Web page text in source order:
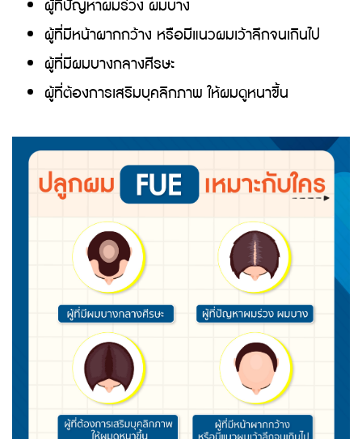
ผู้ที่ปัญหาผมร่วง ผมบาง
ผู้ที่มีหน้าผากกว้าง หรือมีแนวผมเว้าลึกจนเกินไป
ผู้ที่มีผมบางกลางศีรษะ
ผู้ที่ต้องการเสริมบุคลิกภาพ ให้ผมดูหนาขึ้น